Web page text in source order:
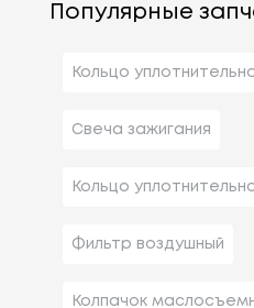
Популярные
Кольцо
Свеча зажигания
Кольцо
Фильтр воздушный
Колпачок